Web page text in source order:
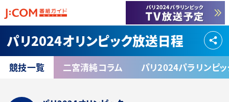
パリ2024オリンピック放送日程
競技一覧 二宮清純コラム パリ2024パラリンピ